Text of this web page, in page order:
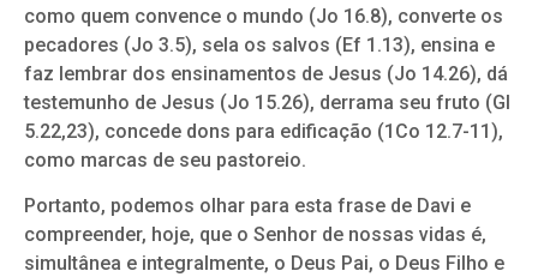
como quem convence o mundo (Jo 16.8), converte os
pecadores (Jo 3.5), sela os salvos (Ef 1.13), ensina e
faz lembrar dos ensinamentos de Jesus (Jo 14.26), dá
testemunho de Jesus (Jo 15.26), derrama seu fruto (Gl
5.22,23), concede dons para edificação (1Co 12.7-11),
como marcas de seu pastoreio.
Portanto, podemos olhar para esta frase de Davi e
compreender, hoje, que o Senhor de nossas vidas é,
simultânea e integralmente, o Deus Pai, o Deus Filho e